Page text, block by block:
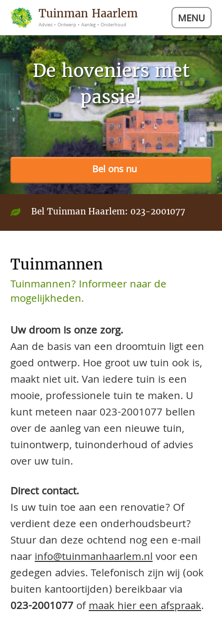
Tuinman Haarlem
Advies • Ontwerp • Aanleg • Onderhoud MENU
De hoveniers met
passie!
Bel ons nu
Bel Tuinman Haarlem: 023-2001077
Tuinmannen
Tuinmannen? Informeer naar de
mogelijkheden.
Uw droom is onze zorg.
Aan de basis van een droomtuin ligt een
goed ontwerp. Hoe groot uw tuin ook is,
maakt niet uit. Van iedere tuin is een
mooie, professionele tuin te maken. U
kunt meteen naar023-2001077 bellen
over de aanleg van een nieuwe tuin,
tuinontwerp, tuinonderhoud of advies
over uw tuin.
Direct contact.
Is uw tuin toe aan een renovatie? Of
verdient deze een onderhoudsbeurt?
Stuur dan deze ochtend nog een e-mail
naarinfo@tuinmanhaarlem.nlvoor een
gedegen advies. Telefonisch zijn wij (ook
buiten kantoortijden) bereikbaar via
023-2001077ofmaak hier een afspraak.